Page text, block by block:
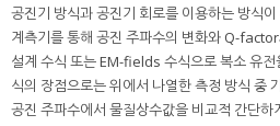
공진기 방식과 공진기 회로를 이용하는 방식
계측기를 통해 공진 주파수의 변화와 Q-
설계 수식 또는 EM-fields 수식으로 복소 유
식의 장점으로는 위에서 나열한 측정 방식 중
공진 주파수에서 물질상수값을 비교적 간단하